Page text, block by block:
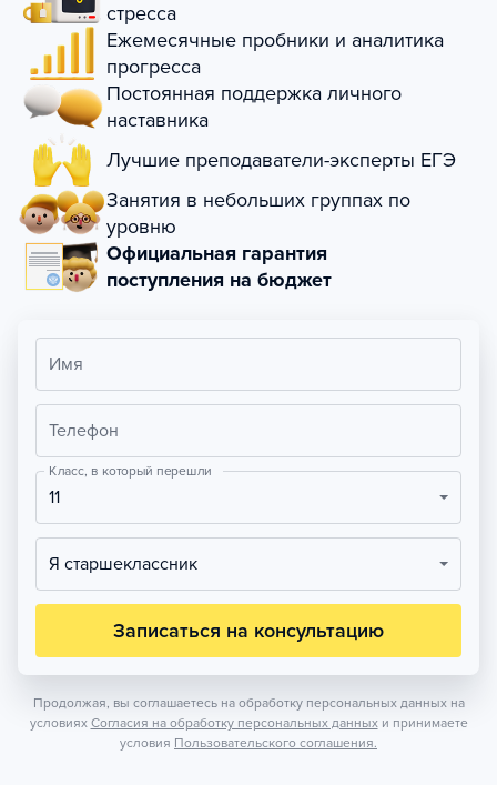
стресса
Ежемесячные пробники и аналитика
прогресса
Постоянная поддержка личного
наставника
Лучшие преподаватели-эксперты ЕГЭ
Занятия в небольших группах по
уровню
Официальная гарантия
поступления на бюджет
Имя
Телефон
Класс, в который перешли
11
Я старшеклассник
Записаться на консультацию
Продолжая, вы соглашаетесь на обработку персональных данных на
условиях Согласия на обработку персональных данных и принимаете
условия Пользовательского соглашения.